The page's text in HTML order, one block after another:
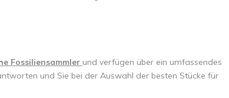
Fossiliensammler und verfügen über ein umfassendes
und Sie bei der Auswahl der besten Stücke für